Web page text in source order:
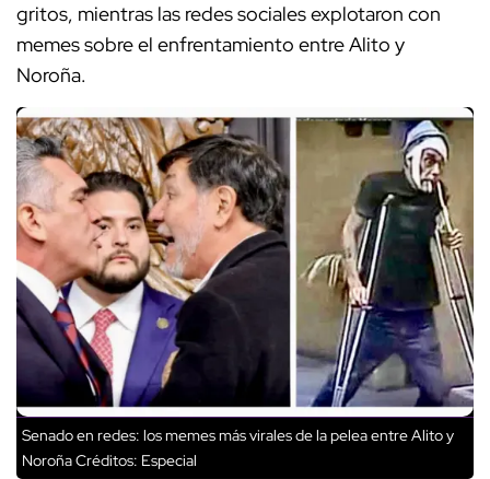
gritos, mientras las redes sociales explotaron con
memes sobre el enfrentamiento entre Alito y
Noroña.
Senado en redes: los memes más virales de la pelea entre Alito y
NoroñaCréditos: Especial